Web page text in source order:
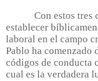
Con estos tres
establecer
laboral en el campo
Pablo ha comenzado
códigos de conducta
cual es la verdadera